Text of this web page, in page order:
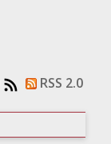
RSS 2.0